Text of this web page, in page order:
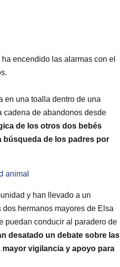
encendido las alarmas con el
en una toalla dentro de una
cadena de abandonos desde
de los otros dos bebés
búsqueda de los padres por
animal
y han llevado a un
hermanos mayores de Elsa
puedan conducir al paradero de
desatado un debate sobre las
vigilancia y apoyo para